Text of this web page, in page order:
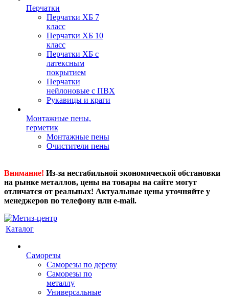
Перчатки
Перчатки ХБ 7
класс
Перчатки ХБ 10
класс
Перчатки ХБ с
латексным
покрытием
Перчатки
нейлоновые с ПВХ
Рукавицы и краги
Монтажные пены,
герметик
Монтажные пены
Очистители пены
Внимание! Из-за нестабильной экономической обстановки
на рынке металлов, цены на товары на сайте могут
отличатся от реальных! Актуальные цены уточняйте у
менеджеров по телефону или e-mail.
Каталог
Саморезы
Саморезы по дереву
Саморезы по
металлу
Универсальные